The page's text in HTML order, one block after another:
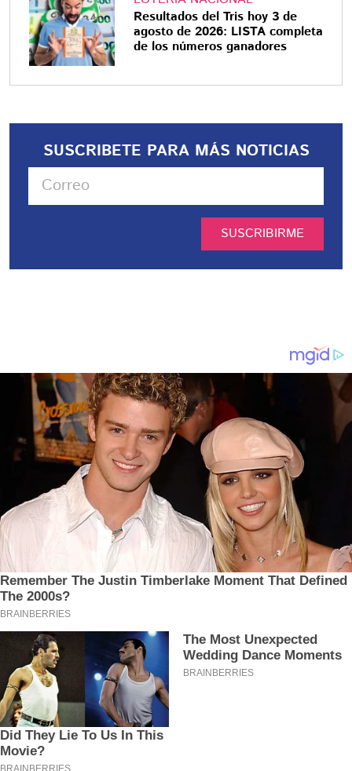
Resultados del Tris hoy 3 de
agosto de 2026: LISTA completa
de los números ganadores
SUSCRIBETE PARA MÁS NOTICIAS
SUSCRIBIRME